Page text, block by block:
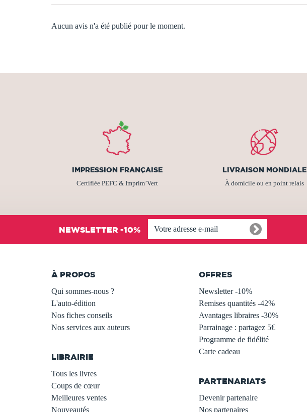
Aucun avis n'a été publié pour le moment.
IMPRESSION FRANÇAISE
Certifiée PEFC & Imprim’Vert
LIVRAISON MONDIALE
À domicile ou en point relais
NEWSLETTER -10%
À PROPOS
Qui sommes-nous ?
L'auto-édition
Nos fiches conseils
Nos services aux auteurs
LIBRAIRIE
Tous les livres
Coups de cœur
Meilleures ventes
Nouveautés
OFFRES
Newsletter -10%
Remises quantités -42%
Avantages libraires -30%
Parrainage : partagez 5€
Programme de fidélité
Carte cadeau
PARTENARIATS
Devenir partenaire
Nos partenaires